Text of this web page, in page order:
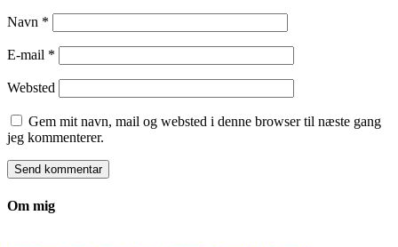
Navn *
E-mail *
Websted
Gem mit navn, mail og websted i denne browser til næste gang
jeg kommenterer.
Om mig